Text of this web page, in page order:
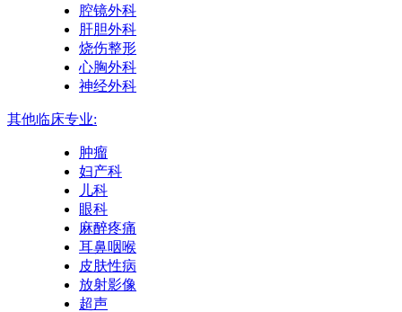
腔镜外科
肝胆外科
烧伤整形
心胸外科
神经外科
其他临床专业:
肿瘤
妇产科
儿科
眼科
麻醉疼痛
耳鼻咽喉
皮肤性病
放射影像
超声